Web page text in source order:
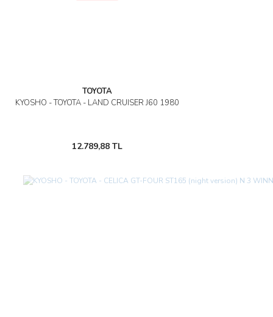
TOYOTA
KYOSHO - TOYOTA - LAND CRUISER J60 1980
12.789,88 TL